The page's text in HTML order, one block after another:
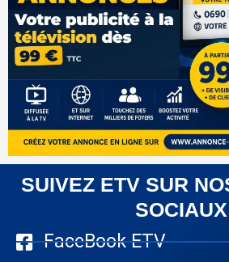
SUIVEZ ETV SUR
SOCIAUX
FaceBook ETV